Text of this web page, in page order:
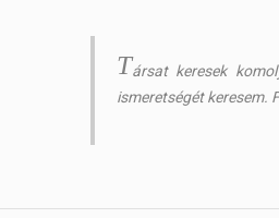
Társat keresek
ismeretségét keresem.